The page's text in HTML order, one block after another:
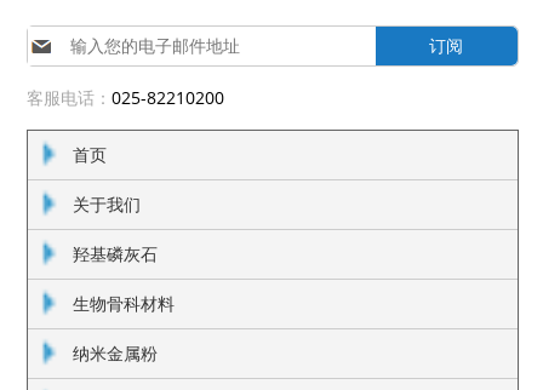
订阅
客服电话：025-82210200
首页
关于我们
羟基磷灰石
生物骨科材料
纳米金属粉